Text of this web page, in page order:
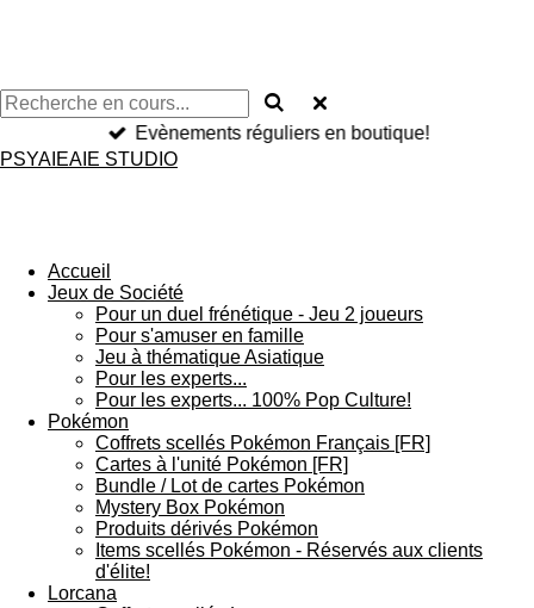
Evènements réguliers en boutique!
PSYAIEAIE STUDIO
Accueil
Jeux de Société
Pour un duel frénétique - Jeu 2 joueurs
Pour s'amuser en famille
Jeu à thématique Asiatique
Pour les experts...
Pour les experts... 100% Pop Culture!
Pokémon
Coffrets scellés Pokémon Français [FR]
Cartes à l'unité Pokémon [FR]
Bundle / Lot de cartes Pokémon
Mystery Box Pokémon
Produits dérivés Pokémon
Items scellés Pokémon - Réservés aux clients
d'élite!
Lorcana